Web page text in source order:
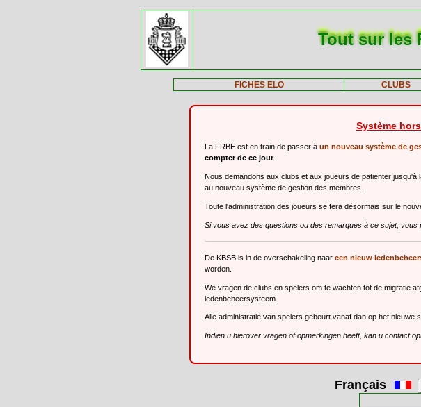
Tout sur les
FICHES ELO CLUBS
Système
La FRBE est en train de passer à un nouveau système de
compter de ce jour.
Nous demandons aux clubs et aux joueurs de patienter
au nouveau système de gestion des membres.
Toute l'administration des joueurs se fera désormais sur le
Si vous avez des questions ou des remarques à ce sujet, vous
De KBSB is in de overschakeling naar een nieuw
worden.
We vragen de clubs en spelers om te wachten tot de migratie
ledenbeheersysteem.
Alle administratie van spelers gebeurt vanaf dan op het nieuwe
Indien u hierover vragen of opmerkingen heeft, kan u contact
Français